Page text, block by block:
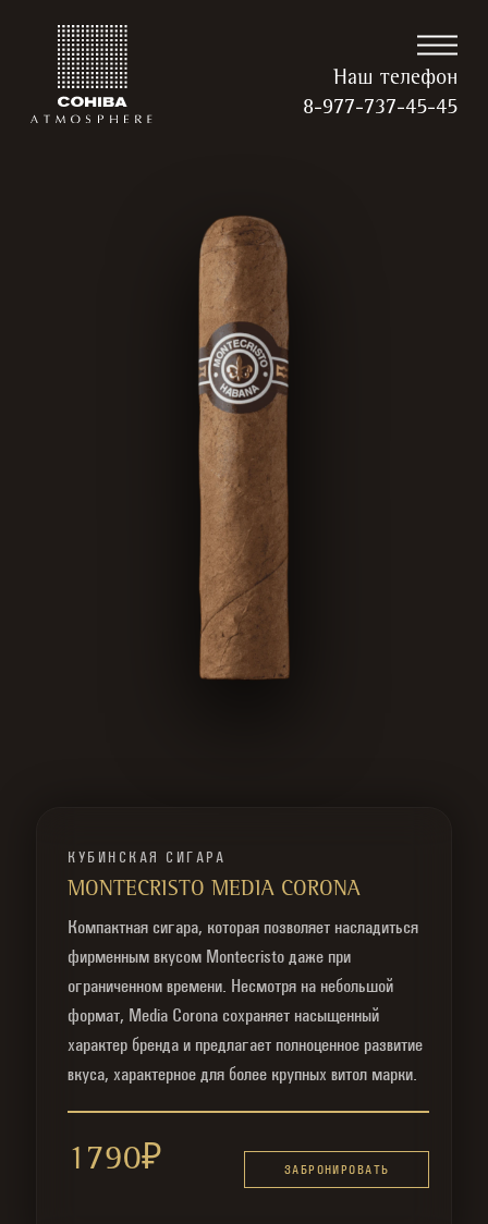
Наш телефон
8-977-737-45-45
КУБИНСКАЯ СИГАРА
MONTECRISTO MEDIA CORONA
Компактная сигара, которая позволяет насладиться
фирменным вкусом Montecristo даже при
ограниченном времени. Несмотря на небольшой
формат, Media Corona сохраняет насыщенный
характер бренда и предлагает полноценное развитие
вкуса, характерное для более крупных витол марки.
1790₽ ЗАБРОНИРОВАТЬ